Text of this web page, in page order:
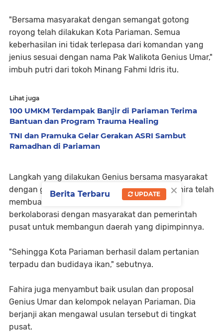
"Bersama masyarakat dengan semangat gotong
royong telah dilakukan Kota Pariaman. Semua
keberhasilan ini tidak terlepasa dari komandan yang
jenius sesuai dengan nama Pak Walikota Genius Umar,"
imbuh putri dari tokoh Minang Fahmi Idris itu.
Lihat juga
100 UMKM Terdampak Banjir di Pariaman Terima
Bantuan dan Program Trauma Healing
TNI dan Pramuka Gelar Gerakan ASRI Sambut
Ramadhan di Pariaman
Langkah yang dilakukan Genius bersama masyarakat
dengan gerakan gotong royongnya, dinilai Fahira telah
membuahkan hasil. Genius dinilainya bisa
berkolaborasi dengan masyarakat dan pemerintah
pusat untuk membangun daerah yang dipimpinnya.
"Sehingga Kota Pariaman berhasil dalam pertanian
terpadu dan budidaya ikan," sebutnya.
Fahira juga menyambut baik usulan dan proposal
Genius Umar dan kelompok nelayan Pariaman. Dia
berjanji akan mengawal usulan tersebut di tingkat
pusat.
×
Berita Terbaru UPDATE